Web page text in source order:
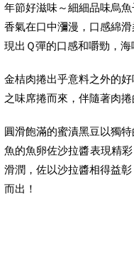
年節好滋味～細細品味烏
香氣在口中瀰漫，口感綿
現出Ｑ彈的口感和嚼勁，海
金桔肉捲出乎意料之外的
之味席捲而來，伴隨著肉
圓滑飽滿的蜜漬黑豆以獨
魚的魚卵佐沙拉醬表現精
滑潤，佐以沙拉醬相得益
而出！